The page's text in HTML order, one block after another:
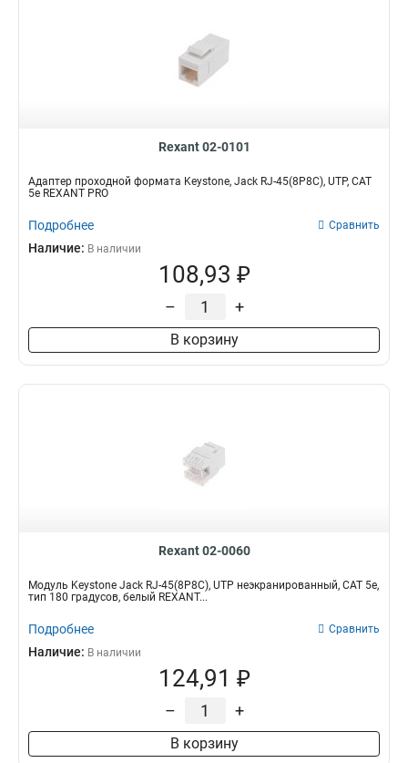
Rexant 02-0101
Адаптер проходной формата Keystone, Jack RJ-45(8P8C), UTP, CAT
5e REXANT PRO
Подробнее Сравнить
Наличие: В наличии
108,93 ₽
– +
В корзину
Rexant 02-0060
Модуль Keystone Jack RJ-45(8P8C), UTP неэкранированный, CAT 5e,
тип 180 градусов, белый REXANT...
Подробнее Сравнить
Наличие: В наличии
124,91 ₽
– +
В корзину